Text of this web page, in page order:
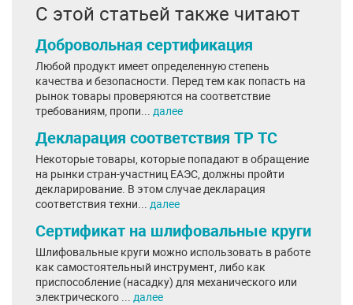
С этой статьей также читают
Добровольная сертификация
Любой продукт имеет определенную степень
качества и безопасности. Перед тем как попасть на
рынок товары проверяются на соответствие
требованиям, пропи... далее
Декларация соответствия ТР ТС
Некоторые товары, которые попадают в обращение
на рынки стран-участниц ЕАЭС, должны пройти
декларирование. В этом случае декларация
соответствия техни... далее
Сертификат на шлифовальные круги
Шлифовальные круги можно использовать в работе
как самостоятельный инструмент, либо как
приспособление (насадку) для механического или
электрического ... далее